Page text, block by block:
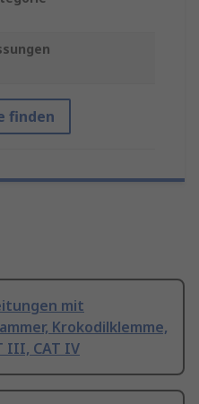
finden
mit
Krokodilklemme,
III, CAT IV